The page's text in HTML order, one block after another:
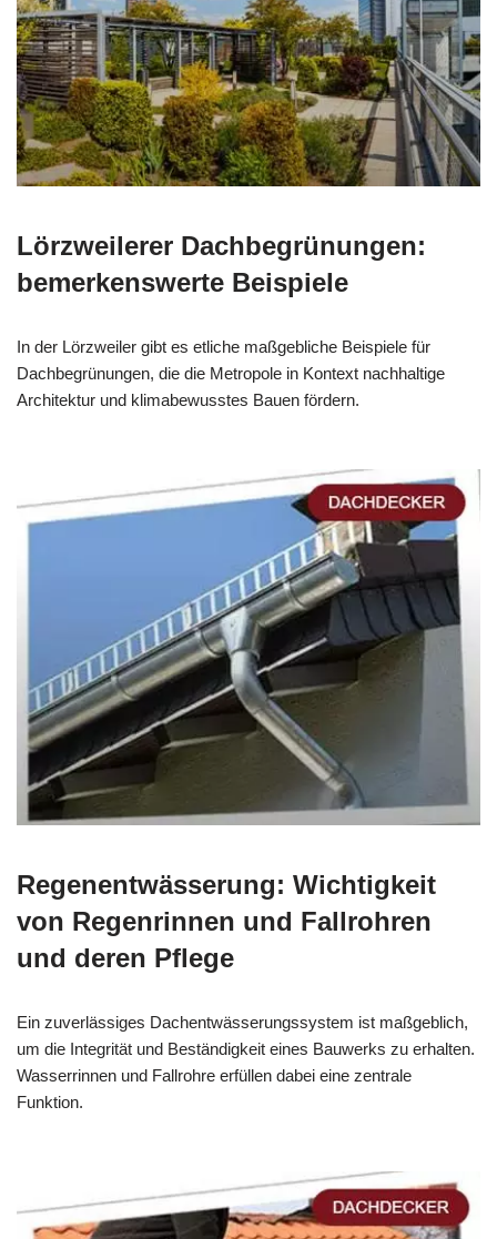
Lörzweilerer Dachbegrünungen:
bemerkenswerte Beispiele
In der Lörzweiler gibt es etliche maßgebliche Beispiele für
Dachbegrünungen, die die Metropole in Kontext nachhaltige
Architektur und klimabewusstes Bauen fördern.
Regenentwässerung: Wichtigkeit
von Regenrinnen und Fallrohren
und deren Pflege
Ein zuverlässiges Dachentwässerungssystem ist maßgeblich,
um die Integrität und Beständigkeit eines Bauwerks zu erhalten.
Wasserrinnen und Fallrohre erfüllen dabei eine zentrale
Funktion.